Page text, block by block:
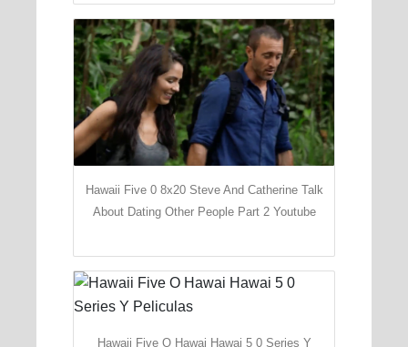
Hawaii Five 0 8x20 Steve And Catherine Talk
About Dating Other People Part 2 Youtube
Hawaii Five O Hawai Hawai 5 0 Series Y